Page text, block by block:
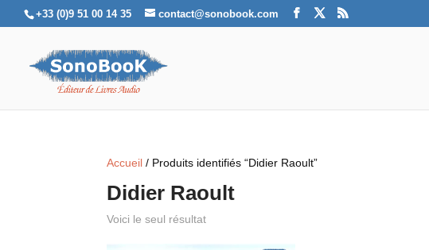
+33 (0)9 51 00 14 35 contact@sonobook.com
Accueil / Produits identifiés “Didier Raoult”
Didier Raoult
Voici le seul résultat